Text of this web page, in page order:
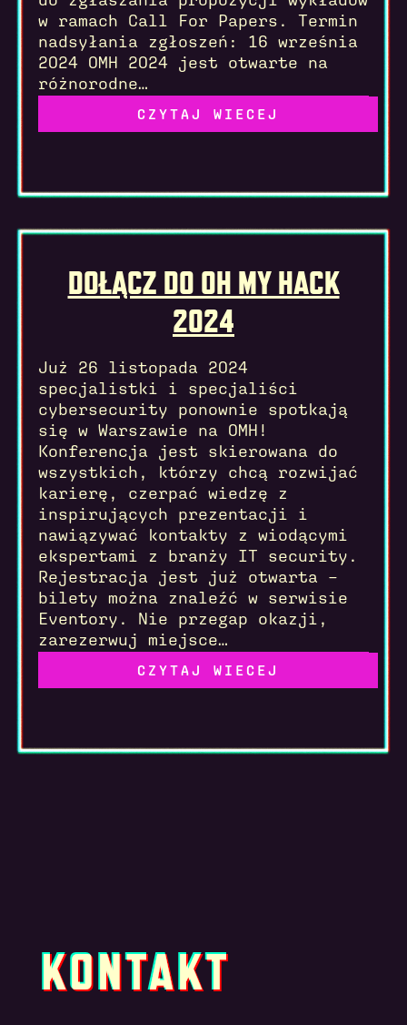
w ramach Call For Papers. Termin
nadsyłania zgłoszeń: 16 września
2024 OMH 2024 jest otwarte na
różnorodne…
Read more
DOŁĄCZ DO OH MY HACK
2024
Już 26 listopada 2024
specjalistki i specjaliści
cybersecurity ponownie spotkają
się w Warszawie na OMH!
Konferencja jest skierowana do
wszystkich, którzy chcą rozwijać
karierę, czerpać wiedzę z
inspirujących prezentacji i
nawiązywać kontakty z wiodącymi
ekspertami z branży IT security.
Rejestracja jest już otwarta –
bilety można znaleźć w serwisie
Eventory. Nie przegap okazji,
zarezerwuj miejsce…
Read more
KONTAKT